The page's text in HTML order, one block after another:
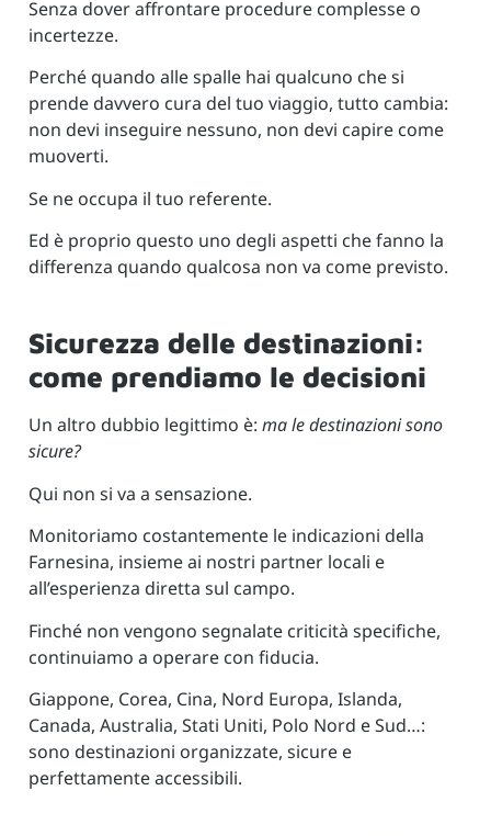
Senza dover affrontare procedure complesse o
incertezze.
Perché quando alle spalle hai qualcuno che si
prende davvero cura del tuo viaggio, tutto cambia:
non devi inseguire nessuno, non devi capire come
muoverti.
Se ne occupa il tuo referente.
Ed è proprio questo uno degli aspetti che fanno la
differenza quando qualcosa non va come previsto.
Sicurezza delle destinazioni:
come prendiamo le decisioni
Un altro dubbio legittimo è: ma le destinazioni sono
sicure?
Qui non si va a sensazione.
Monitoriamo costantemente le indicazioni della
Farnesina, insieme ai nostri partner locali e
all’esperienza diretta sul campo.
Finché non vengono segnalate criticità specifiche,
continuiamo a operare con fiducia.
Giappone, Corea, Cina, Nord Europa, Islanda,
Canada, Australia, Stati Uniti, Polo Nord e Sud…:
sono destinazioni organizzate, sicure e
perfettamente accessibili.